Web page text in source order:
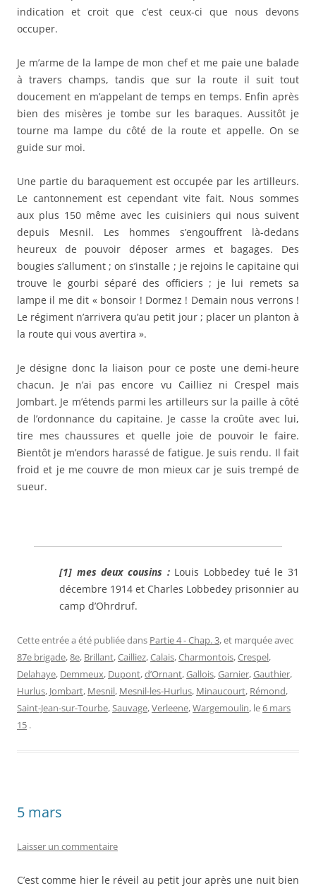
indication et croit que c’est ceux-ci que nous devons
occuper.
Je m’arme de la lampe de mon chef et me paie une balade
à travers champs, tandis que sur la route il suit tout
doucement en m’appelant de temps en temps. Enfin après
bien des misères je tombe sur les baraques. Aussitôt je
tourne ma lampe du côté de la route et appelle. On se
guide sur moi.
Une partie du baraquement est occupée par les artilleurs.
Le cantonnement est cependant vite fait. Nous sommes
aux plus 150 même avec les cuisiniers qui nous suivent
depuis Mesnil. Les hommes s’engouffrent là-dedans
heureux de pouvoir déposer armes et bagages. Des
bougies s’allument ; on s’installe ; je rejoins le capitaine qui
trouve le gourbi séparé des officiers ; je lui remets sa
lampe il me dit « bonsoir ! Dormez ! Demain nous verrons !
Le régiment n’arrivera qu’au petit jour ; placer un planton à
la route qui vous avertira ».
Je désigne donc la liaison pour ce poste une demi-heure
chacun. Je n’ai pas encore vu Cailliez ni Crespel mais
Jombart. Je m’étends parmi les artilleurs sur la paille à côté
de l’ordonnance du capitaine. Je casse la croûte avec lui,
tire mes chaussures et quelle joie de pouvoir le faire.
Bientôt je m’endors harassé de fatigue. Je suis rendu. Il fait
froid et je me couvre de mon mieux car je suis trempé de
sueur.
[1] mes deux cousins : Louis Lobbedey tué le 31
décembre 1914 et Charles Lobbedey prisonnier au
camp d’Ohrdruf.
Cette entrée a été publiée dans Partie 4 - Chap. 3, et marquée avec
87e brigade,8e, Brillant,Cailliez,Calais,Charmontois,Crespel,
Delahaye, Demmeux, Dupont,d’Ornant,Gallois,Garnier,Gauthier,
Hurlus, Jombart, Mesnil, Mesnil-les-Hurlus, Minaucourt, Rémond,
Saint-Jean-sur-Tourbe,Sauvage,Verleene,Wargemoulin, le6 mars
15 .
5 mars
Laisser un commentaire
C’est comme hier le réveil au petit jour après une nuit bien